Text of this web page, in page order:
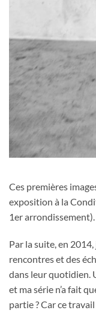
Ces premières
exposition à la
1er arrondissement).
Par la suite, en
rencontres et des
dans leur quotidien.
et ma série n’a fait
partie ? Car ce